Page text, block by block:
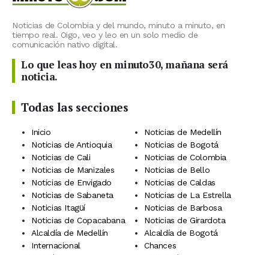
Noticias de Colombia y del mundo, minuto a minuto, en
tiempo real. Oigo, veo y leo en un solo medio de
comunicación nativo digital.
Lo que leas hoy en minuto30, mañana será
noticia.
Todas las secciones
Inicio
Noticias de Medellín
Noticias de Antioquia
Noticias de Bogotá
Noticias de Cali
Noticias de Colombia
Noticias de Manizales
Noticias de Bello
Noticias de Envigado
Noticias de Caldas
Noticias de Sabaneta
Noticias de La Estrella
Noticias Itagüí
Noticias de Barbosa
Noticias de Copacabana
Noticias de Girardota
Alcaldía de Medellín
Alcaldía de Bogotá
Internacional
Chances